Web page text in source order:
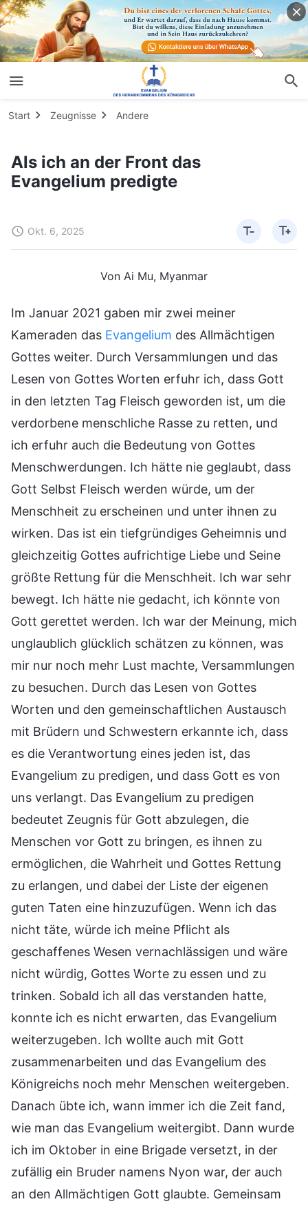
Start Zeugnisse Andere
Als ich an der Front das
Evangelium predigte
Okt. 6, 2025
Von Ai Mu, Myanmar
Im Januar 2021 gaben mir zwei meiner
Kameraden das Evangelium des Allmächtigen
Gottes weiter. Durch Versammlungen und das
Lesen von Gottes Worten erfuhr ich, dass Gott
in den letzten Tag Fleisch geworden ist, um die
verdorbene menschliche Rasse zu retten, und
ich erfuhr auch die Bedeutung von Gottes
Menschwerdungen. Ich hätte nie geglaubt, dass
Gott Selbst Fleisch werden würde, um der
Menschheit zu erscheinen und unter ihnen zu
wirken. Das ist ein tiefgründiges Geheimnis und
gleichzeitig Gottes aufrichtige Liebe und Seine
größte Rettung für die Menschheit. Ich war sehr
bewegt. Ich hätte nie gedacht, ich könnte von
Gott gerettet werden. Ich war der Meinung, mich
unglaublich glücklich schätzen zu können, was
mir nur noch mehr Lust machte, Versammlungen
zu besuchen. Durch das Lesen von Gottes
Worten und den gemeinschaftlichen Austausch
mit Brüdern und Schwestern erkannte ich, dass
es die Verantwortung eines jeden ist, das
Evangelium zu predigen, und dass Gott es von
uns verlangt. Das Evangelium zu predigen
bedeutet Zeugnis für Gott abzulegen, die
Menschen vor Gott zu bringen, es ihnen zu
ermöglichen, die Wahrheit und Gottes Rettung
zu erlangen, und dabei der Liste der eigenen
guten Taten eine hinzuzufügen. Wenn ich das
nicht täte, würde ich meine Pflicht als
geschaffenes Wesen vernachlässigen und wäre
nicht würdig, Gottes Worte zu essen und zu
trinken. Sobald ich all das verstanden hatte,
konnte ich es nicht erwarten, das Evangelium
weiterzugeben. Ich wollte auch mit Gott
zusammenarbeiten und das Evangelium des
Königreichs noch mehr Menschen weitergeben.
Danach übte ich, wann immer ich die Zeit fand,
wie man das Evangelium weitergibt. Dann wurde
ich im Oktober in eine Brigade versetzt, in der
zufällig ein Bruder namens Nyon war, der auch
an den Allmächtigen Gott glaubte. Gemeinsam